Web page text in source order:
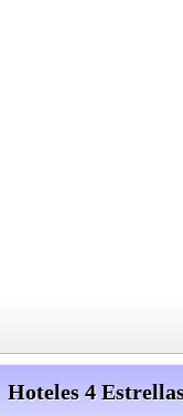
Hoteles 4